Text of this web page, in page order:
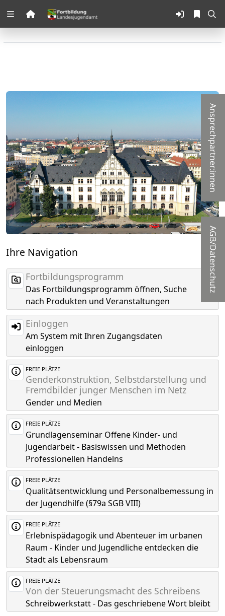
Zuklappen
Loading
Loading
Loading Ansprechpartner:innen
AGB/Datenschutz
Ihre Navigation
Fortbildungsprogramm
Das Fortbildungsprogramm öffnen, Suche
nach Produkten und Veranstaltungen
Einloggen
Am System mit Ihren Zugangsdaten
einloggen
FREIE PLÄTZE
Genderkonstruktion, Selbstdarstellung und
Fremdbilder junger Menschen im Netz
Gender und Medien
FREIE PLÄTZE
Grundlagenseminar Offene Kinder- und
Jugendarbeit - Basiswissen und Methoden
Professionellen Handelns
FREIE PLÄTZE
Qualitätsentwicklung und Personalbemessung in
der Jugendhilfe (§79a SGB VIII)
FREIE PLÄTZE
Erlebnispädagogik und Abenteuer im urbanen
Raum - Kinder und Jugendliche entdecken die
Stadt als Lebensraum
FREIE PLÄTZE
Von der Steuerungsmacht des Schreibens
Schreibwerkstatt - Das geschriebene Wort bleibt